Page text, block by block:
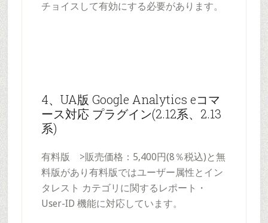
チョイスして有効にする必要があります。
4、UA版 Google Analytics eコマ
ース対応 プラグイン(2.12系、2.13
系)
有料版 >販売価格：5,400円(8％税込)と無
料版があり有料版ではユーザー属性とイン
タレスト カテゴリに関するレポート・
User-ID 機能に対応しています。